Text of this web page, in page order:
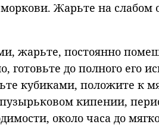
Жарьте на слабом
жарьте, постоянно
готовьте до полного его
кубиками, положите к
кипении,
около часа до